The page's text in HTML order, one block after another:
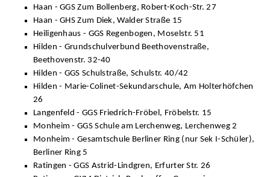
Haan - GGS Zum Bollenberg, Robert-Koch-Str. 27
Haan - GHS Zum Diek, Walder Straße 15
Heiligenhaus - GGS Regenbogen, Moselstr. 51
Hilden - Grundschulverbund Beethovenstraße,
Beethovenstr. 32-40
Hilden - GGS Schulstraße, Schulstr. 40/42
Hilden - Marie-Colinet-Sekundarschule, Am Holterhöfchen
26
Langenfeld - GGS Friedrich-Fröbel, Fröbelstr. 15
Monheim - GGS Schule am Lerchenweg, Lerchenweg 2
Monheim - Gesamtschule Berliner Ring (nur Sek I-Schüler),
Berliner Ring 5
Ratingen - GGS Astrid-Lindgren, Erfurter Str. 26